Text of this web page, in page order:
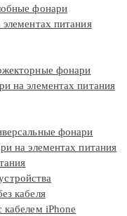
фонари
питания
фонари
на элементах питания
фонари
на элементах питания
кабеля
iPhone